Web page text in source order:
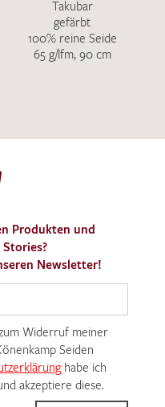
Takubar
gefärbt
100% reine Seide
65 g/lfm, 90 cm
Produkten und
Newsletter!
Widerruf meiner
Seiden
habe ich
akzeptiere diese.